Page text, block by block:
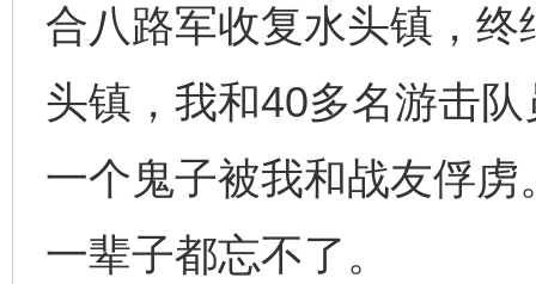
合八路军收复水头镇，
头镇，我和40多名游击
一个鬼子被我和战友俘
一辈子都忘不了。